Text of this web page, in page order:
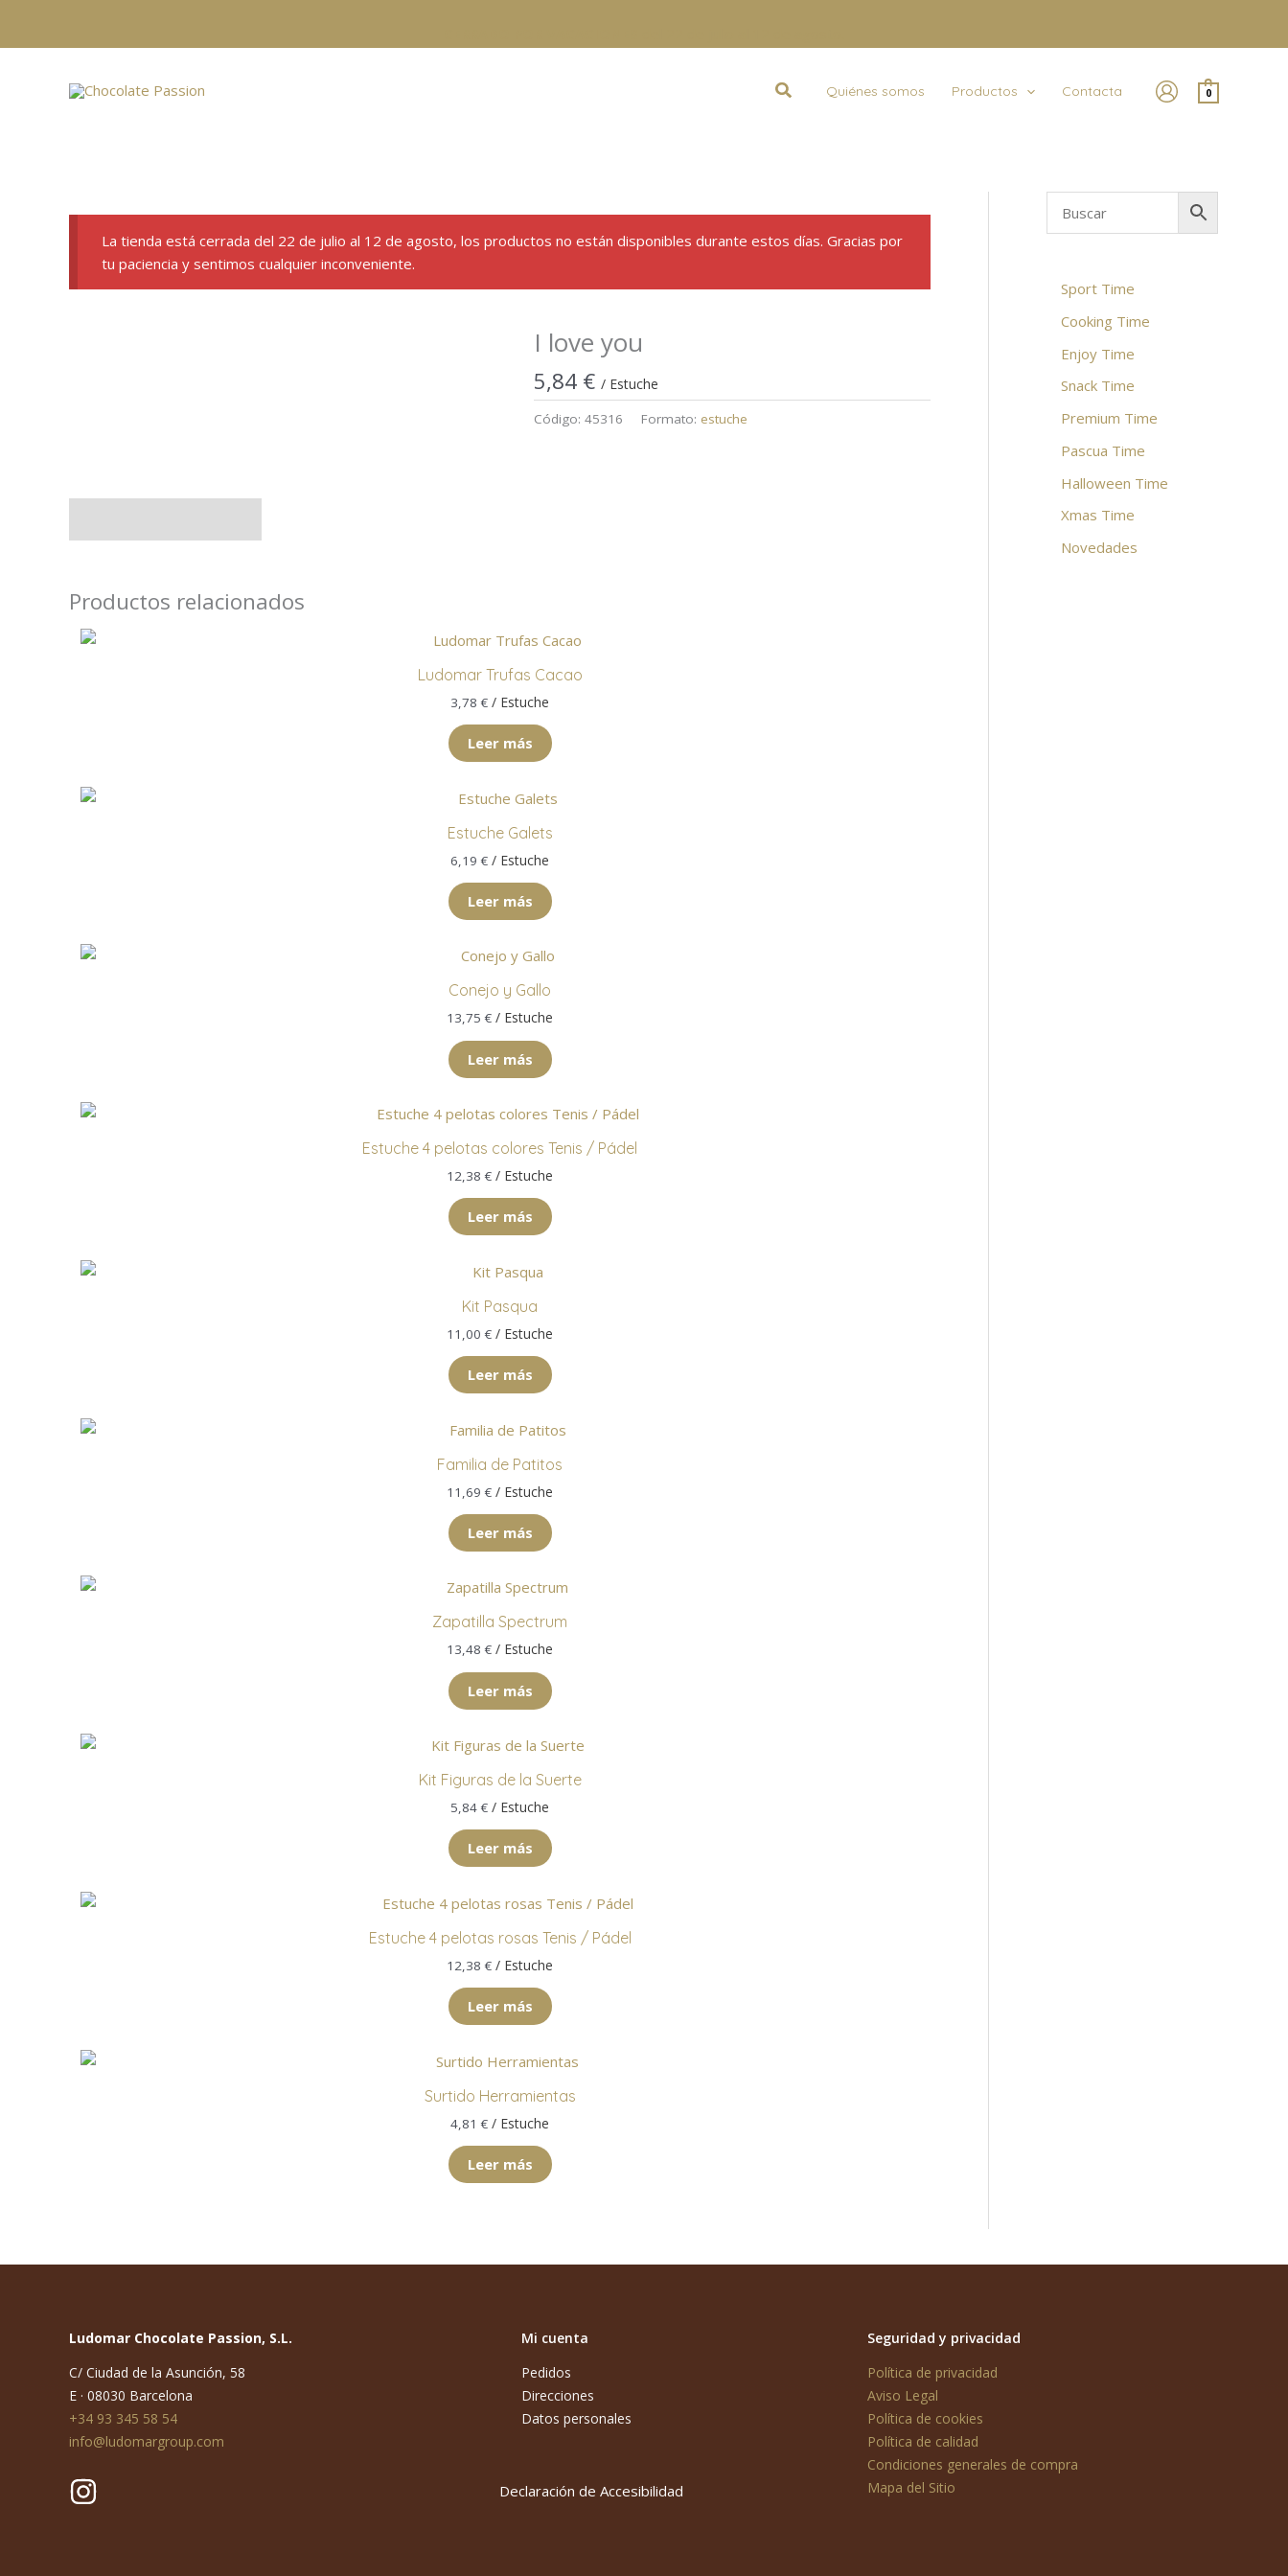
BuscarQuiénes somos Productos Contacta 0
La tienda está cerrada del 22 de julio al 12 de agosto, los productos no están disponibles durante estos días. Gracias por
tu paciencia y sentimos cualquier inconveniente.
I love you
5,84 € / Estuche
Código:45316 Formato: estuche
Productos relacionados
Ludomar Trufas Cacao
3,78€ / Estuche
Leer más
Estuche Galets
6,19€ / Estuche
Leer más
Conejo y Gallo
13,75€ / Estuche
Leer más
Estuche 4 pelotas colores Tenis / Pádel
12,38€ / Estuche
Leer más
Kit Pasqua
11,00€ / Estuche
Leer más
Familia de Patitos
11,69€ / Estuche
Leer más
Zapatilla Spectrum
13,48€ / Estuche
Leer más
Kit Figuras de la Suerte
5,84€ / Estuche
Leer más
Estuche 4 pelotas rosas Tenis / Pádel
12,38€ / Estuche
Leer más
Surtido Herramientas
4,81€ / Estuche
Leer más
Sport Time
Cooking Time
Enjoy Time
Snack Time
Premium Time
Pascua Time
Halloween Time
Xmas Time
Novedades
Ludomar Chocolate Passion, S.L.
C/ Ciudad de la Asunción, 58
E · 08030 Barcelona
+34 93 345 58 54
info@ludomargroup.com
Mi cuenta
Pedidos
Direcciones
Datos personales
Declaración de Accesibilidad
Seguridad y privacidad
Política de privacidad
Aviso Legal
Política de cookies
Política de calidad
Condiciones generales de compra
Mapa del Sitio